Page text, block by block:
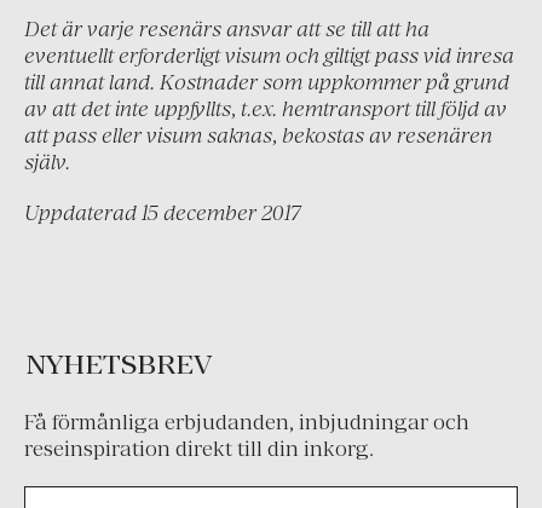
Nederländerna
Portugal
Schweiz
Skandinavien
Spanien
Turkiet
Det är varje resenärs ansvar att se till att ha
eventuellt erforderligt visum och giltigt pass vid inresa
till annat land. Kostnader som uppkommer på grund
av att det inte uppfyllts, t.ex. hemtransport till följd av
att pass eller visum saknas, bekostas av resenären
själv.
Uppdaterad 15 december 2017
NYHETSBREV
Få förmånliga erbjudanden, inbjudningar och
reseinspiration direkt till din inkorg.